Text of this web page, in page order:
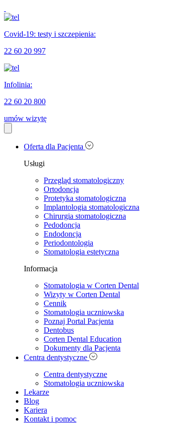
Covid-19: testy i szczepienia:
22 60 20 997
Infolinia:
22 60 20 800
umów wizytę
Oferta dla Pacjenta
Usługi
Przegląd stomatologiczny
Ortodoncja
Protetyka stomatologiczna
Implantologia stomatologiczna
Chirurgia stomatologiczna
Pedodoncja
Endodoncja
Periodontologia
Stomatologia estetyczna
Informacja
Stomatologia w Corten Dental
Wizyty w Corten Dental
Cennik
Stomatologia uczniowska
Poznaj Portal Pacjenta
Dentobus
Corten Dental Education
Dokumenty dla Pacjenta
Centra dentystyczne
Centra dentystyczne
Stomatologia uczniowska
Lekarze
Blog
Kariera
Kontakt i pomoc